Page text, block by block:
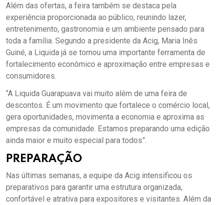
Além das ofertas, a feira também se destaca pela
experiência proporcionada ao público, reunindo lazer,
entretenimento, gastronomia e um ambiente pensado para
toda a família. Segundo a presidente da Acig, Maria Inês
Guiné, a Liquida já se tornou uma importante ferramenta de
fortalecimento econômico e aproximação entre empresas e
consumidores.
“A Liquida Guarapuava vai muito além de uma feira de
descontos. É um movimento que fortalece o comércio local,
gera oportunidades, movimenta a economia e aproxima as
empresas da comunidade. Estamos preparando uma edição
ainda maior e muito especial para todos”.
PREPARAÇÃO
Nas últimas semanas, a equipe da Acig intensificou os
preparativos para garantir uma estrutura organizada,
confortável e atrativa para expositores e visitantes. Além da